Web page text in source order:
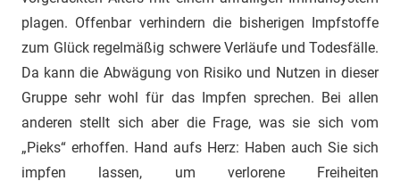
plagen. Offenbar verhindern die bisherigen Impfstoffe
zum Glück regelmäßig schwere Verläufe und Todesfälle.
Da kann die Abwägung von Risiko und Nutzen in dieser
Gruppe sehr wohl für das Impfen sprechen. Bei allen
anderen stellt sich aber die Frage, was sie sich vom
„Pieks“ erhoffen. Hand aufs Herz: Haben auch Sie sich
impfen lassen, um verlorene Freiheiten